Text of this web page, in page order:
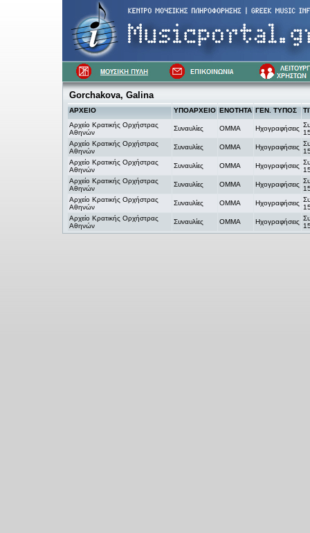
Gorchakova, Galina
ΑΡΧΕΙΟ ΥΠΟΑΡΧΕΙΟ ΕΝΟΤΗΤΑ ΓΕΝ. ΤΥΠΟΣ
Αρχείο Κρατικής Ορχήστρας
Αθηνών
Συναυλίες OMMA Ηχογραφήσεις
Αρχείο Κρατικής Ορχήστρας
Αθηνών
Συναυλίες OMMA Ηχογραφήσεις
Αρχείο Κρατικής Ορχήστρας
Αθηνών
Συναυλίες OMMA Ηχογραφήσεις
Αρχείο Κρατικής Ορχήστρας
Αθηνών
Συναυλίες OMMA Ηχογραφήσεις
Αρχείο Κρατικής Ορχήστρας
Αθηνών
Συναυλίες OMMA Ηχογραφήσεις
Αρχείο Κρατικής Ορχήστρας
Αθηνών
Συναυλίες OMMA Ηχογραφήσεις